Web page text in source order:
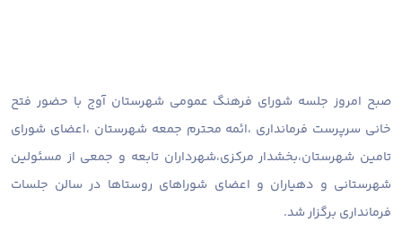
صبح امروز جلسه شورای فرهنگ عمومی شهرستان آوج با حضور فتح
خانی سرپرست فرمانداری ،ائمه محترم جمعه شهرستان ،اعضای شورای
تامین شهرستان،بخشدار مرکزی،شهرداران تابعه و جمعی از مسئولین
شهرستانی و دهیاران و اعضای شوراهای روستاها در سالن جلسات
فرمانداری برگزار شد.